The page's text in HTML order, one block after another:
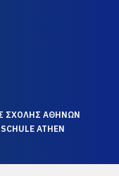
ΣΧΟΛΗΣ ΑΘΗΝΩΝ
ATHEN